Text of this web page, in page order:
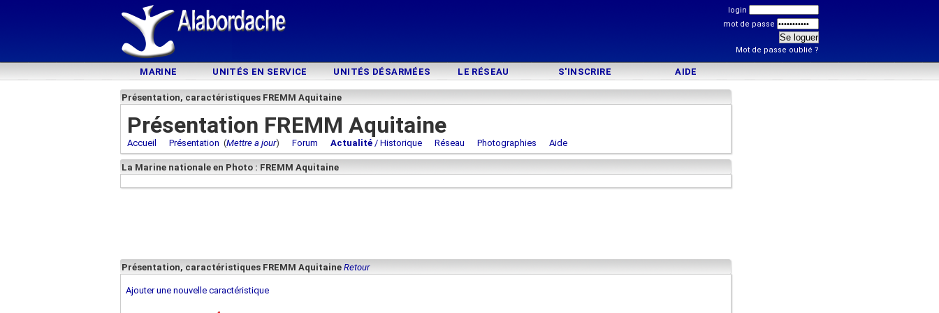
login
mot de passe
Mot de passe oublié ?
MARINE UNITÉS EN SERVICE UNITÉS DÉSARMÉES LE RÉSEAU S'INSCRIRE AIDE
Présentation, caractéristiques FREMM Aquitaine
Présentation FREMM Aquitaine
Accueil Présentation (Mettre a jour) Forum Actualité / Historique Réseau Photographies Aide
La Marine nationale en Photo : FREMM Aquitaine
Présentation, caractéristiques FREMM Aquitaine Retour
Ajouter une nouvelle caractéristique